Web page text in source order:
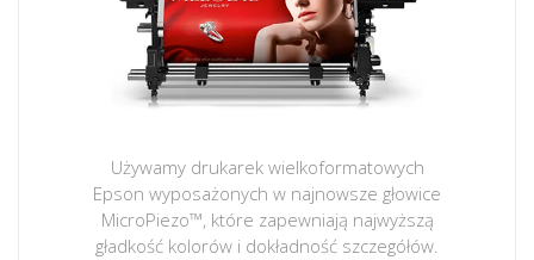
Używamy drukarek wielkoformatowych
Epson wyposażonych w najnowsze głowice
MicroPiezo™, które zapewniają najwyższą
gładkość kolorów i dokładność szczegółów.